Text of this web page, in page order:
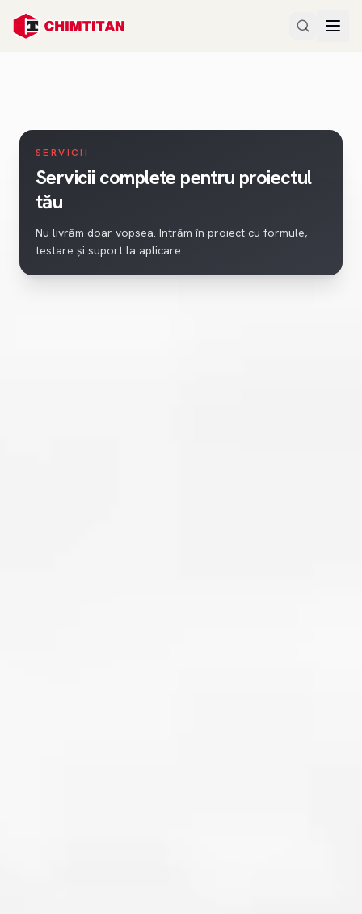
SERVICII
Servicii complete pentru proiectul
tău
Nu livrăm doar vopsea. Intrăm în proiect cu formule,
testare și suport la aplicare.